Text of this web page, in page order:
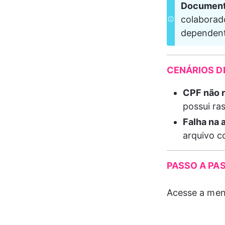
CENÁRIOS
CPF não
possui
Falha na
arquivo
PASSO A
Acesse a